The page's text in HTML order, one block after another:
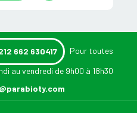
662 630417 Pour toutes
au vendredi de 9h00 à 18h30